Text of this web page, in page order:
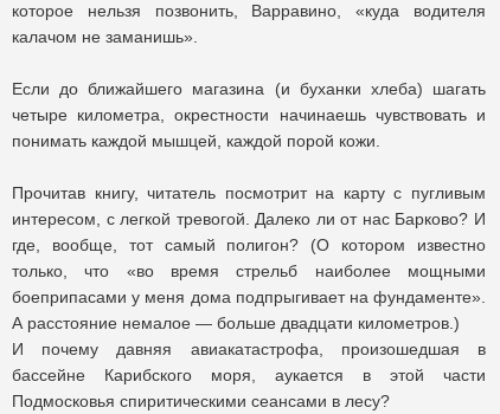
которое нельзя позвонить, Варравино, «куда водителя
калачом не заманишь».
Если до ближайшего магазина (и буханки хлеба) шагать
четыре километра, окрестности начинаешь чувствовать и
понимать каждой мышцей, каждой порой кожи.
Прочитав книгу, читатель посмотрит на карту с пугливым
интересом, с легкой тревогой. Далеко ли от нас Барково? И
где, вообще, тот самый полигон? (О котором известно
только, что «во время стрельб наиболее мощными
боеприпасами у меня дома подпрыгивает на фундаменте».
А расстояние немалое — больше двадцати километров.)
И почему давняя авиакатастрофа, произошедшая в
бассейне Карибского моря, аукается в этой части
Подмосковья спиритическими сеансами в лесу?